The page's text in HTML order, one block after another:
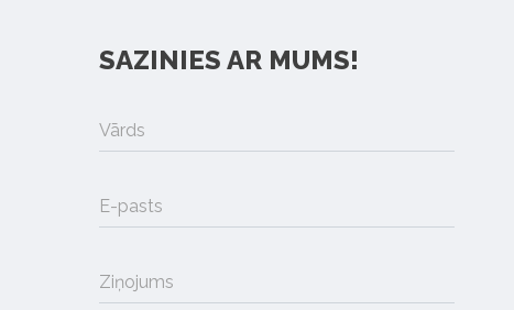
SAZINIES AR MUMS!
Vārds
E-pasts
Ziņojums